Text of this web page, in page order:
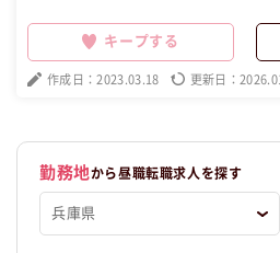
が、大切なお客さまとの語らいやクラブ
のに・・♪ ホテルならではの洗練され
くばりをほしいままに、選ばれたメン
す！！ 【昼職・転職・求人】 この昼職求人は兵庫県神戸市中央区パー
キープする
作成日：2023.03.18 更新日：
勤務地から昼職転職求人を探す